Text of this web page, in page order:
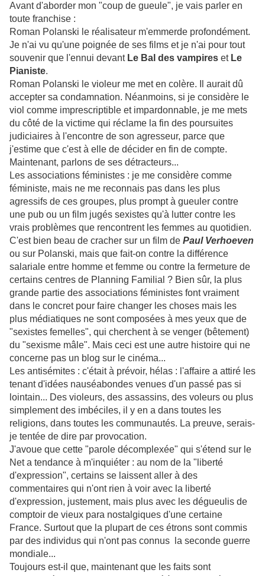
Avant d'aborder mon "coup de gueule", je vais parler en
toute franchise :
Roman Polanski le réalisateur m'emmerde profondément.
Je n'ai vu qu'une poignée de ses films et je n'ai pour tout
souvenir que l'ennui devantLe Bal des vampires etLe
Pianiste.
Roman Polanski le violeur me met en colère. Il aurait dû
accepter sa condamnation. Néanmoins, si je considère le
viol comme imprescriptible et impardonnable, je me mets
du côté de la victime qui réclame la fin des poursuites
judiciaires à l'encontre de son agresseur, parce que
j'estime que c'est à elle de décider en fin de compte.
Maintenant, parlons de ses détracteurs...
Les associations féministes : je me considère comme
féministe, mais ne me reconnais pas dans les plus
agressifs de ces groupes, plus prompt à gueuler contre
une pub ou un film jugés sexistes qu'à lutter contre les
vrais problèmes que rencontrent les femmes au quotidien.
C'est bien beau de cracher sur un film de Paul Verhoeven
ou sur Polanski, mais que fait-on contre la différence
salariale entre homme et femme ou contre la fermeture de
certains centres de Planning Familial ? Bien sûr, la plus
grande partie des associations féministes font vraiment
dans le concret pour faire changer les choses mais les
plus médiatiques ne sont composées à mes yeux que de
"sexistes femelles", qui cherchent à se venger (bêtement)
du "sexisme mâle". Mais ceci est une autre histoire qui ne
concerne pas un blog sur le cinéma...
Les antisémites : c'était à prévoir, hélas : l'affaire a attiré les
tenant d'idées nauséabondes venues d'un passé pas si
lointain... Des violeurs, des assassins, des voleurs ou plus
simplement des imbéciles, il y en a dans toutes les
religions, dans toutes les communautés. La preuve, serais-
je tentée de dire par provocation.
J'avoue que cette "parole décomplexée" qui s'étend sur le
Net a tendance à m'inquiéter : au nom de la "liberté
d'expression", certains se laissent aller à des
commentaires qui n'ont rien à voir avec la liberté
d'expression, justement, mais plus avec les dégueulis de
comptoir de vieux para nostalgiques d'une certaine
France. Surtout que la plupart de ces étrons sont commis
par des individus qui n'ont pas connus la seconde guerre
mondiale...
Toujours est-il que, maintenant que les faits sont